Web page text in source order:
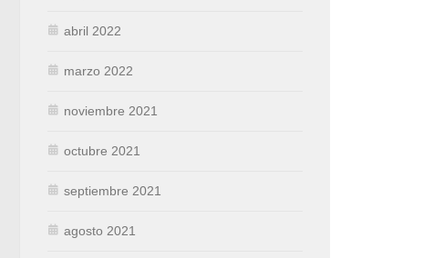
abril 2022
marzo 2022
noviembre 2021
octubre 2021
septiembre 2021
agosto 2021